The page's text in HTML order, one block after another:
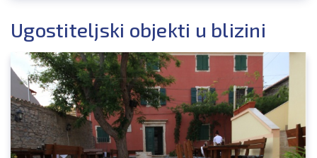
Ugostiteljski objekti u blizini